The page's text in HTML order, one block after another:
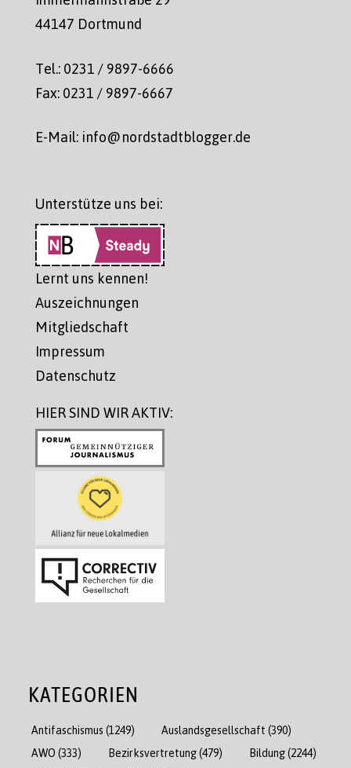
44147 Dortmund
Tel.: 0231 / 9897-6666
Fax: 0231 / 9897-6667
E-Mail: info@nordstadtblogger.de
Unterstütze uns bei:
Lernt uns kennen!
Auszeichnungen
Mitgliedschaft
Impressum
Datenschutz
HIER SIND WIR AKTIV:
KATEGORIEN
Antifaschismus (1249) Auslandsgesellschaft (390)
AWO (333) Bezirksvertretung(479) Bildung(2244)